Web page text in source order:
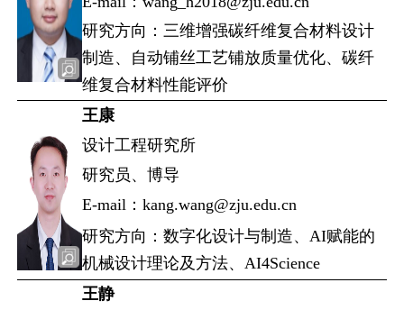
研究方向：三维增强碳纤维复合材料设计
制造、自动铺丝工艺铺放质量优化、碳纤
维复合材料性能评价
王康
设计工程研究所
研究员、博导
E-mail：kang.wang@zju.edu.cn
研究方向：数字化设计与制造、AI赋能的
机械设计理论及方法、AI4Science
王静